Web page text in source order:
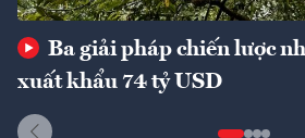
Ba giải pháp chiến lược
xuất khẩu 74 tỷ USD